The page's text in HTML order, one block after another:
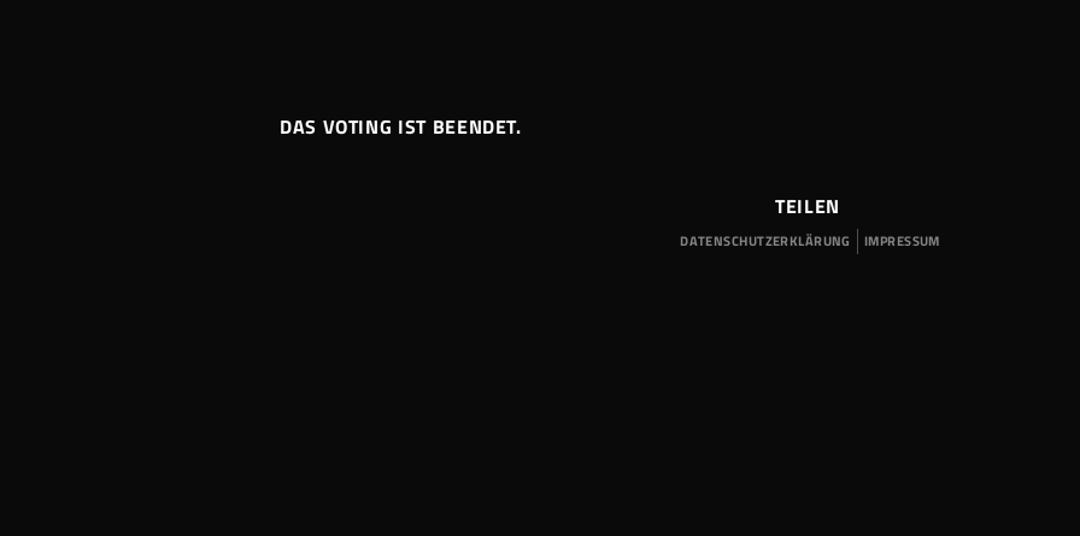
DAS VOTING IST BEENDET.
TEILEN
DATENSCHUTZERKLÄRUNG IMPRESSUM